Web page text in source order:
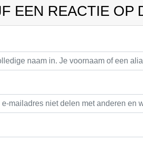
EEN REACTIE OP